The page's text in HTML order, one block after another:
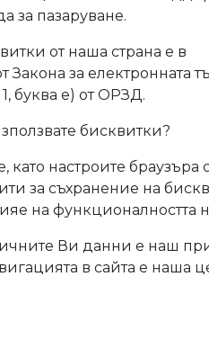
за пазаруване.
от наша страна е в
Закона за електронната
буква е) от ОРЗД.
бисквитки?
като настроите браузъра
за съхранение на
на функционалността
Ви данни е наш
в сайта е наша
PVC
Код: 19.430.02
Описание
Арт. No:
Свържете се